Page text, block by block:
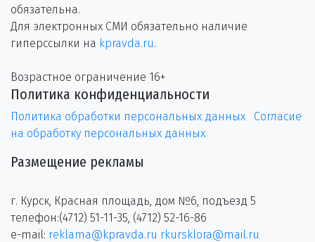
обязательна.
Для электронных СМИ обязательно наличие
гиперссылки на kpravda.ru.
Возрастное ограничение 16+
Политика конфиденциальности
Политика обработки персональных данных
Согласие
на обработку персональных данных
Размещение рекламы
г. Курск, Красная площадь, дом №6, подъезд 5
телефон:(4712) 51-11-35, (4712) 52-16-86
e-mail: reklama@kpravda.ru rkursklora@mail.ru